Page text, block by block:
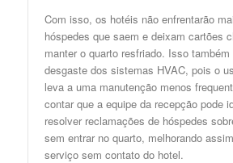
Com isso, os hotéis não enfrentarão
hóspedes que saem e deixam cartões
manter o quarto resfriado. Isso
desgaste dos sistemas HVAC, pois o
leva a uma manutenção menos
contar que a equipe da recepção pode
resolver reclamações de hóspedes
sem entrar no quarto, melhorando
serviço sem contato do hotel.